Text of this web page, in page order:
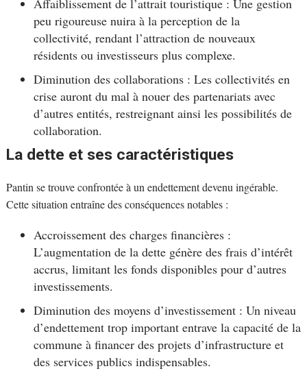
peu rigoureuse nuira à la perception de la
collectivité, rendant l’attraction de nouveaux
résidents ou investisseurs plus complexe.
Diminution des collaborations : Les collectivités en
crise auront du mal à nouer des partenariats avec
d’autres entités, restreignant ainsi les possibilités de
collaboration.
La dette et ses caractéristiques
Pantin se trouve confrontée à un endettement devenu ingérable.
Cette situation entraîne des conséquences notables :
Accroissement des charges financières :
L’augmentation de la dette génère des frais d’intérêt
accrus, limitant les fonds disponibles pour d’autres
investissements.
Diminution des moyens d’investissement : Un niveau
d’endettement trop important entrave la capacité de la
commune à financer des projets d’infrastructure et
des services publics indispensables.